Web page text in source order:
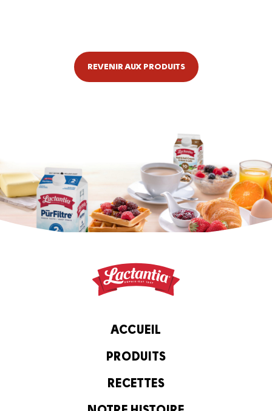
REVENIR AUX PRODUITS
ACCUEIL
PRODUITS
RECETTES